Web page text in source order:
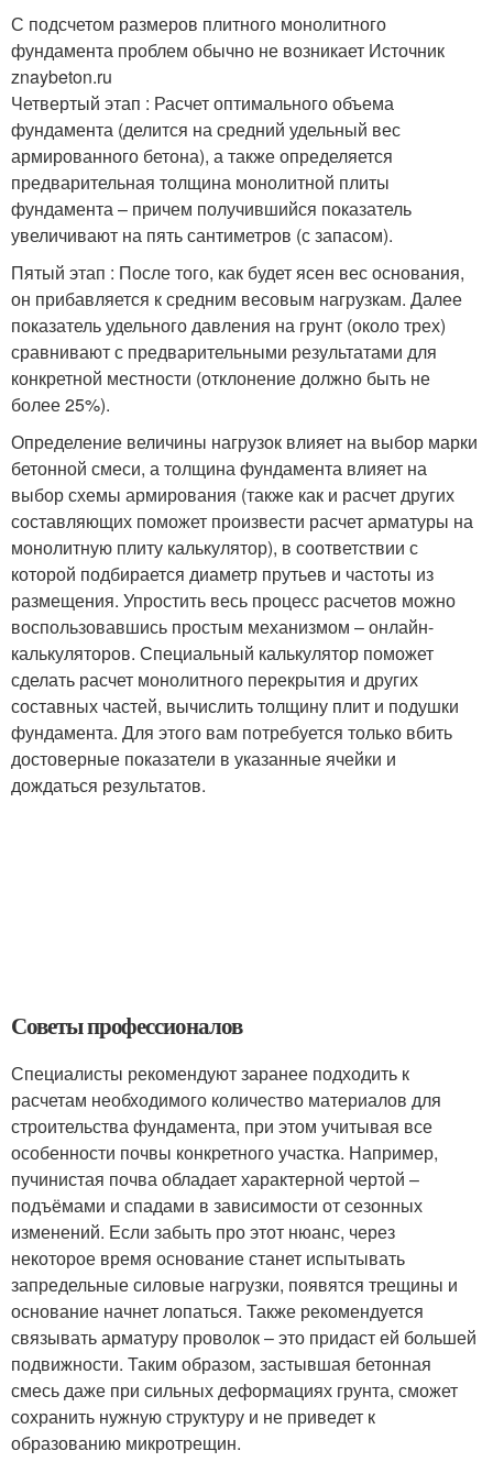
С подсчетом размеров плитного монолитного
фундамента проблем обычно не возникает Источник
znaybeton.ru
Четвертый этап : Расчет оптимального объема
фундамента (делится на средний удельный вес
армированного бетона), а также определяется
предварительная толщина монолитной плиты
фундамента – причем получившийся показатель
увеличивают на пять сантиметров (с запасом).
Пятый этап : После того, как будет ясен вес основания,
он прибавляется к средним весовым нагрузкам. Далее
показатель удельного давления на грунт (около трех)
сравнивают с предварительными результатами для
конкретной местности (отклонение должно быть не
более 25%).
Определение величины нагрузок влияет на выбор марки
бетонной смеси, а толщина фундамента влияет на
выбор схемы армирования (также как и расчет других
составляющих поможет произвести расчет арматуры на
монолитную плиту калькулятор), в соответствии с
которой подбирается диаметр прутьев и частоты из
размещения. Упростить весь процесс расчетов можно
воспользовавшись простым механизмом – онлайн-
калькуляторов. Специальный калькулятор поможет
сделать расчет монолитного перекрытия и других
составных частей, вычислить толщину плит и подушки
фундамента. Для этого вам потребуется только вбить
достоверные показатели в указанные ячейки и
дождаться результатов.
Советы профессионалов
Специалисты рекомендуют заранее подходить к
расчетам необходимого количество материалов для
строительства фундамента, при этом учитывая все
особенности почвы конкретного участка. Например,
пучинистая почва обладает характерной чертой –
подъёмами и спадами в зависимости от сезонных
изменений. Если забыть про этот нюанс, через
некоторое время основание станет испытывать
запредельные силовые нагрузки, появятся трещины и
основание начнет лопаться. Также рекомендуется
связывать арматуру проволок – это придаст ей большей
подвижности. Таким образом, застывшая бетонная
смесь даже при сильных деформациях грунта, сможет
сохранить нужную структуру и не приведет к
образованию микротрещин.